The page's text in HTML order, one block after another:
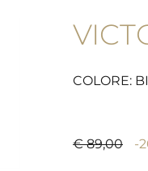
COLORE:
€ 89,00 -